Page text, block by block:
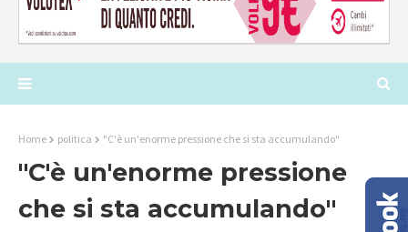
Home politica "C'è un'enorme pressione che si sta accumulando"
"C'è un'enorme pressione
che si sta accumulando"